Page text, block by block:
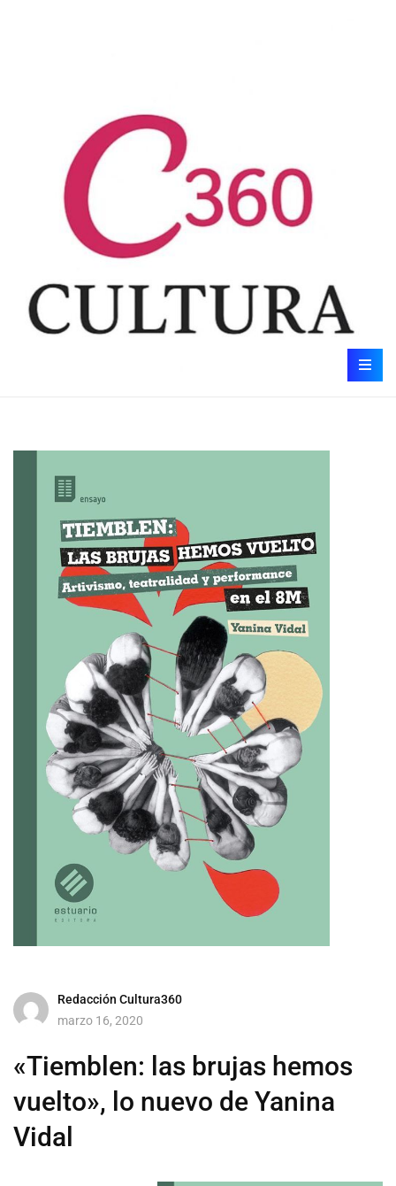
Redacción Cultura360
marzo 16, 2020
«Tiemblen: las brujas hemos
vuelto», lo nuevo de Yanina
Vidal